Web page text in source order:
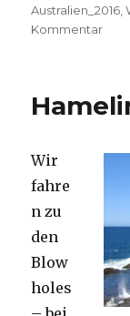
am
Australien_2016 ,
Kommentarzu
Wir
fahre
n zu
den
Blow
holes